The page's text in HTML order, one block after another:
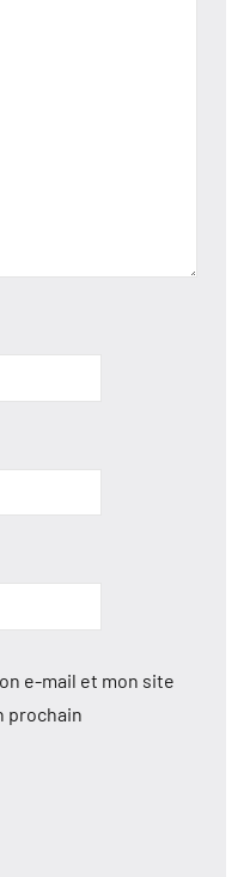
e-mail et mon site
prochain